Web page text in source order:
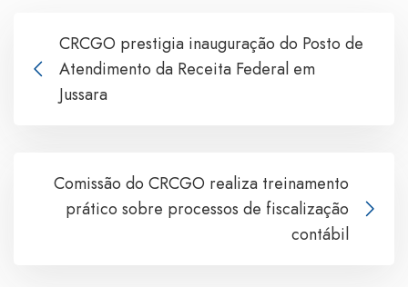
CRCGO prestigia inauguração do Posto de
Atendimento da Receita Federal em
Jussara
Comissão do CRCGO realiza treinamento
prático sobre processos de fiscalização
contábil